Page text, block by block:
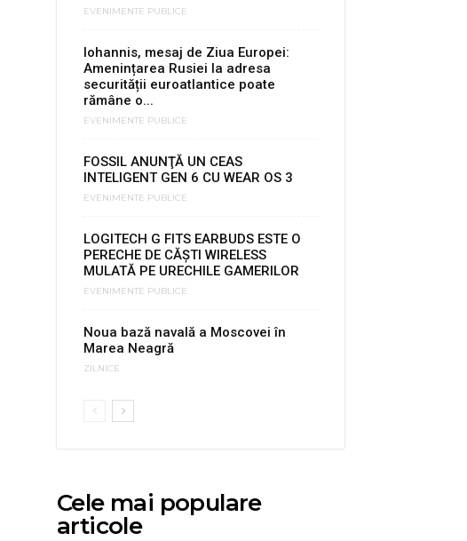
EVENIMENTE PUBLICE
Iohannis, mesaj de Ziua Europei:
Amenințarea Rusiei la adresa
securității euroatlantice poate
rămâne o...
EVENIMENTE PUBLICE
FOSSIL ANUNŢĂ UN CEAS
INTELIGENT GEN 6 CU WEAR OS 3
EVENIMENTE PUBLICE
LOGITECH G FITS EARBUDS ESTE O
PERECHE DE CĂŞTI WIRELESS
MULATĂ PE URECHILE GAMERILOR
EVENIMENTE PUBLICE
Noua bază navală a Moscovei în
Marea Neagră
ZILNICE
Cele mai populare
articole